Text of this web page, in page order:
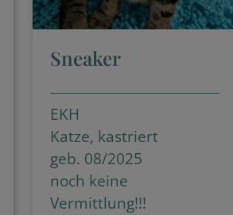
Sneaker
EKH
Katze, kastriert
geb. 08/2025
noch keine
Vermittlung!!!